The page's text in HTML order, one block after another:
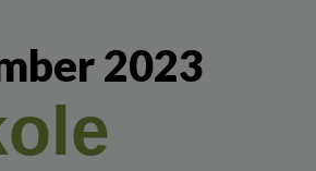
2023